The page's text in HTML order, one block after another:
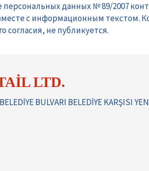
персональных данных № 89/2007
с информационным текстом.
не публикуется.
LTD.
BULVARI BELEDİYE KARŞISI